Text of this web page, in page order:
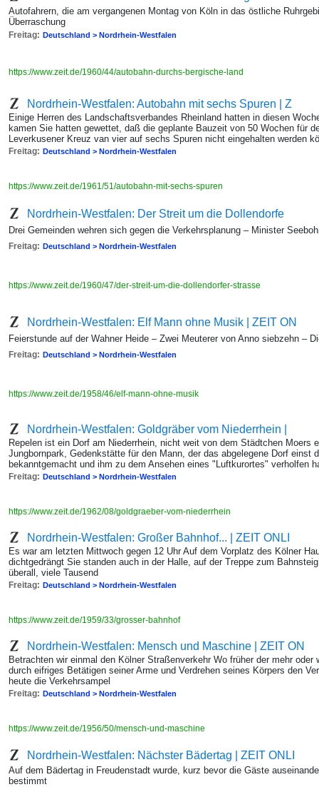
Autofahrern, die am vergangenen Montag von Köln in das östliche
Überraschung
Freitag: Deutschland > Nordrhein-Westfalen
https://www.zeit.de/1960/44/autobahn-durchs-bergische-land
Nordrhein-Westfalen: Autobahn mit sechs Spuren | Z
Einige Herren des Landschaftsverbandes Rheinland hatten in diesen
kamen Sie hatten gewettet, daß die geplante Bauzeit von 50 Wochen für
Leverkusener Kreuz van vier auf sechs Spuren nicht eingehalten werden
Freitag: Deutschland > Nordrhein-Westfalen
https://www.zeit.de/1961/51/autobahn-mit-sechs-spuren
Nordrhein-Westfalen: Der Streit um die Dollendorfe
Drei Gemeinden wehren sich gegen die Verkehrsplanung – Minister
Freitag: Deutschland > Nordrhein-Westfalen
https://www.zeit.de/1960/47/der-streit-um-die-dollendorfer-strasse
Nordrhein-Westfalen: Elf Mann ohne Musik | ZEIT ON
Feierstunde auf der Wahner Heide – Zwei Meuterer von Anno siebzehn –
Freitag: Deutschland > Nordrhein-Westfalen
https://www.zeit.de/1958/46/elf-mann-ohne-musik
Nordrhein-Westfalen: Goldgräber vom Niederrhein |
Repelen ist ein Dorf am Niederrhein, nicht weit von dem Städtchen Moers
Jungbornpark, Gedenkstätte für den Mann, der das abgelegene Dorf einst
bekanntgemacht und ihm zu dem Ansehen eines "Luftkurortes" verholfen
Freitag: Deutschland > Nordrhein-Westfalen
https://www.zeit.de/1962/08/goldgraeber-vom-niederrhein
Nordrhein-Westfalen: Großer Bahnhof... | ZEIT ONLI
Es war am letzten Mittwoch gegen 12 Uhr Auf dem Vorplatz des Kölner
dichtgedrängt Sie standen auch in der Halle, auf der Treppe zum
überall, viele Tausend
Freitag: Deutschland > Nordrhein-Westfalen
https://www.zeit.de/1959/33/grosser-bahnhof
Nordrhein-Westfalen: Mensch und Maschine | ZEIT ON
Betrachten wir einmal den Kölner Straßenverkehr Wo früher der mehr
durch eifriges Betätigen seiner Arme und Verdrehen seines Körpers den
heute die Verkehrsampel
Freitag: Deutschland > Nordrhein-Westfalen
https://www.zeit.de/1956/50/mensch-und-maschine
Nordrhein-Westfalen: Nächster Bädertag | ZEIT ONLI
Auf dem Bädertag in Freudenstadt wurde, kurz bevor die Gäste
bestimmt